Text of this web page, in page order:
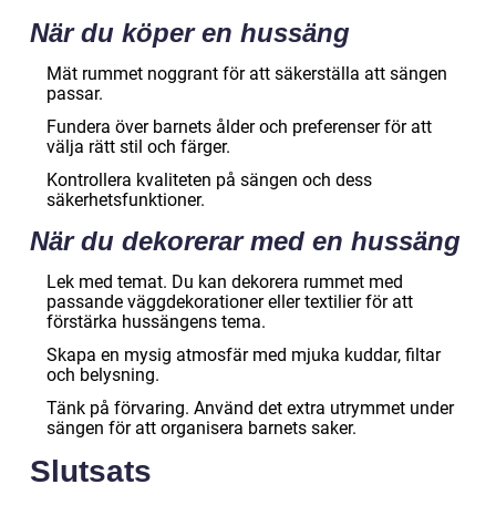
När du köper en hussäng
Mät rummet noggrant för att säkerställa att sängen
passar.
Fundera över barnets ålder och preferenser för att
välja rätt stil och färger.
Kontrollera kvaliteten på sängen och dess
säkerhetsfunktioner.
När du dekorerar med en hussäng
Lek med temat. Du kan dekorera rummet med
passande väggdekorationer eller textilier för att
förstärka hussängens tema.
Skapa en mysig atmosfär med mjuka kuddar, filtar
och belysning.
Tänk på förvaring. Använd det extra utrymmet under
sängen för att organisera barnets saker.
Slutsats